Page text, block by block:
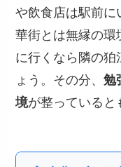
や飲食店は駅前に
華街とは無縁の環
に行くなら隣の狛
ょう。その分、勉
境が整っていると